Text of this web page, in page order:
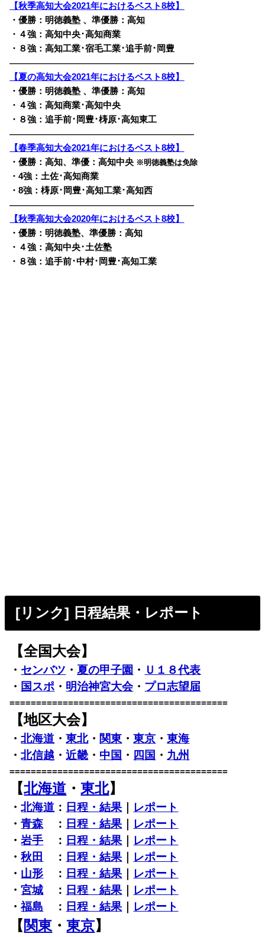
【秋季高知大会2021年におけるベスト8校】
・優勝：明徳義塾 、準優勝：高知
・４強：高知中央･高知商業
・８強：高知工業･宿毛工業･追手前･岡豊
————————————————————————
【夏の高知大会2021年におけるベスト8校】
・優勝：明徳義塾 、準優勝：高知
・４強：高知商業･高知中央
・８強：追手前･岡豊･梼原･高知東工
————————————————————————
【春季高知大会2021年におけるベスト8校】
・優勝：高知、準優：高知中央 ※明徳義塾は免除
・4強：土佐･高知商業
・8強：梼原･岡豊･高知工業･高知西
————————————————————————
【秋季高知大会2020年におけるベスト8校】
・優勝：明徳義塾、準優勝：高知
・４強：高知中央･土佐塾
・８強：追手前･中村･岡豊･高知工業
[リンク] 日程結果・レポート
【全国大会】
・ センバツ ・ 夏の甲子園 ・ Ｕ１８代表
・ 国スポ ・ 明治神宮大会・ プロ志望届
=========================================
【地区大会】
・北海道 ・東北・ 関東 ・東京 ・東海
・北信越 ・近畿 ・ 中国 ・ 四国 ・ 九州
=========================================
【北海道 ・ 東北】
・北海道 ： 日程・結果
レポート
・青森 ： 日程・結果
レポート
・岩手 ： 日程・結果
レポート
・秋田 ： 日程・結果
レポート
・ 山形 ： 日程・結果
レポート
・宮城 ： 日程・結果
レポート
・福島 ： 日程・結果 レポート
【 関東 ・ 東京】